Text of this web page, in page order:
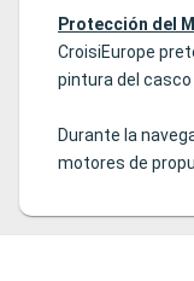
Protección del
CroisiEurope
pintura del
Durante la
motores de